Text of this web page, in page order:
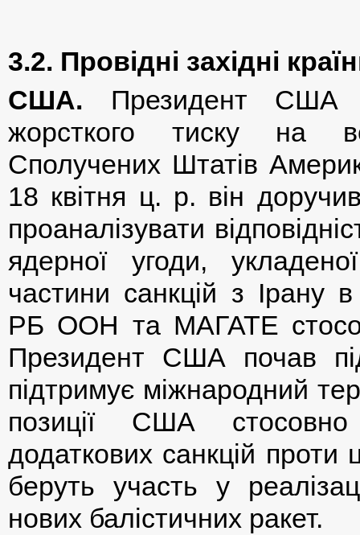
3.2. Провідні західні
США. Президент США
жорсткого тиску на
Сполучених Штатів
18 квітня ц. р. він
проаналізувати
ядерної угоди,
частини санкцій з Ірану
РБ ООН та МАГАТЕ
Президент США почав
підтримує міжнародний
позиції США
додаткових санкцій проти
беруть участь у
нових балістичних ракет.